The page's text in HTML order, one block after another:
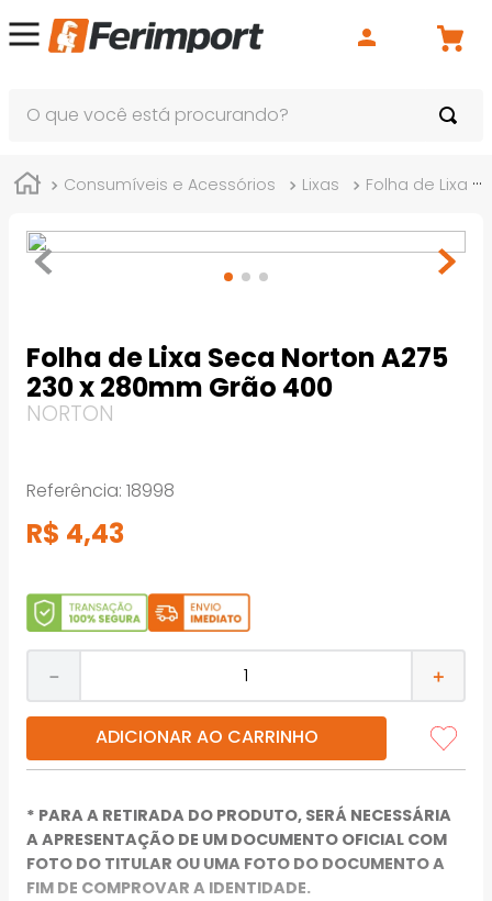
Consumíveis e Acessórios Lixas Folha de Lixa
Folha de Lixa Seca Norton A275
230 x 280mm Grão 400
NORTON
Referência: 18998
R$ 4,43
＋
－
ADICIONAR AO CARRINHO
* PARA A RETIRADA DO PRODUTO, SERÁ NECESSÁRIA
A APRESENTAÇÃO DE UM DOCUMENTO OFICIAL COM
FOTO DO TITULAR OU UMA FOTO DO DOCUMENTO A
FIM DE COMPROVAR A IDENTIDADE.